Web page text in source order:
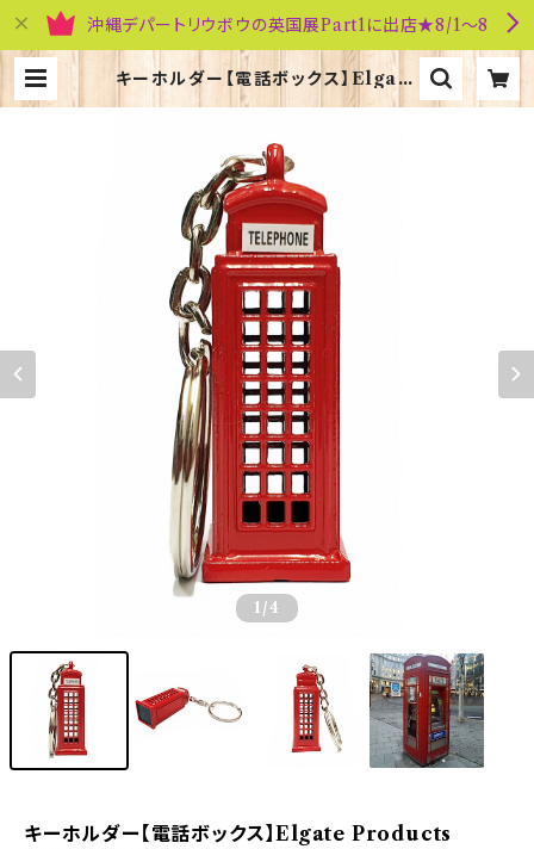
沖縄デパートリウボウの英国展Part1に出店★8/1～8
キーホルダー【電話ボックス】Elgate
Products 90021-D（11055） | 英
1 /4
キーホルダー【電話ボックス】Elgate Products